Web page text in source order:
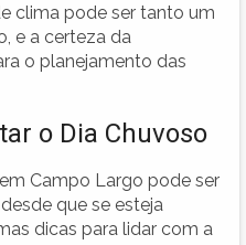
clima pode ser tanto um
e a certeza da
o planejamento das
o Dia Chuvoso
Campo Largo pode ser
que se esteja
dicas para lidar com a